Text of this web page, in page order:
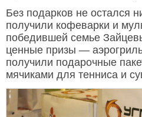
Без подарков не остался
получили кофеварки и
победившей семье
ценные призы —
получили подарочные
мячиками для тенниса и